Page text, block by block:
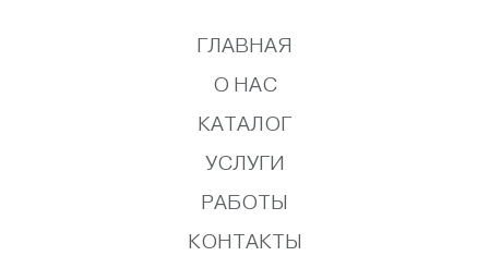
ГЛАВНАЯ
О НАС
КАТАЛОГ
УСЛУГИ
РАБОТЫ
КОНТАКТЫ